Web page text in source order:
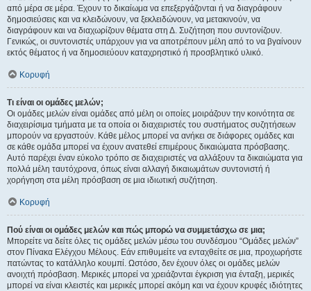
από μέρα σε μέρα. Έχουν το δικαίωμα να επεξεργάζονται ή να διαγράφουν
δημοσιεύσεις και να κλειδώνουν, να ξεκλειδώνουν, να μετακινούν, να
διαγράφουν και να διαχωρίζουν θέματα στη Δ. Συζήτηση που συντονίζουν.
Γενικώς, οι συντονιστές υπάρχουν για να αποτρέπουν μέλη από το να βγαίνουν
εκτός θέματος ή να δημοσιεύουν καταχρηστικό ή προσβλητικό υλικό.
Κορυφή
Τι είναι οι ομάδες μελών;
Οι ομάδες μελών είναι ομάδες από μέλη οι οποίες μοιράζουν την κοινότητα σε
διαχειρίσιμα τμήματα με τα οποία οι διαχειριστές του συστήματος συζητήσεων
μπορούν να εργαστούν. Κάθε μέλος μπορεί να ανήκει σε διάφορες ομάδες και
σε κάθε ομάδα μπορεί να έχουν ανατεθεί επιμέρους δικαιώματα πρόσβασης.
Αυτό παρέχει έναν εύκολο τρόπο σε διαχειριστές να αλλάξουν τα δικαιώματα για
πολλά μέλη ταυτόχρονα, όπως είναι αλλαγή δικαιωμάτων συντονιστή ή
χορήγηση στα μέλη πρόσβαση σε μια ιδιωτική συζήτηση.
Κορυφή
Πού είναι οι ομάδες μελών και πώς μπορώ να συμμετάσχω σε μια;
Μπορείτε να δείτε όλες τις ομάδες μελών μέσω του συνδέσμου “Ομάδες μελών”
στον Πίνακα Ελέγχου Μέλους. Εάν επιθυμείτε να ενταχθείτε σε μια, προχωρήστε
πατώντας το κατάλληλο κουμπί. Ωστόσο, δεν έχουν όλες οι ομάδες μελών
ανοιχτή πρόσβαση. Μερικές μπορεί να χρειάζονται έγκριση για ένταξη, μερικές
μπορεί να είναι κλειστές και μερικές μπορεί ακόμη και να έχουν κρυφές ιδιότητες